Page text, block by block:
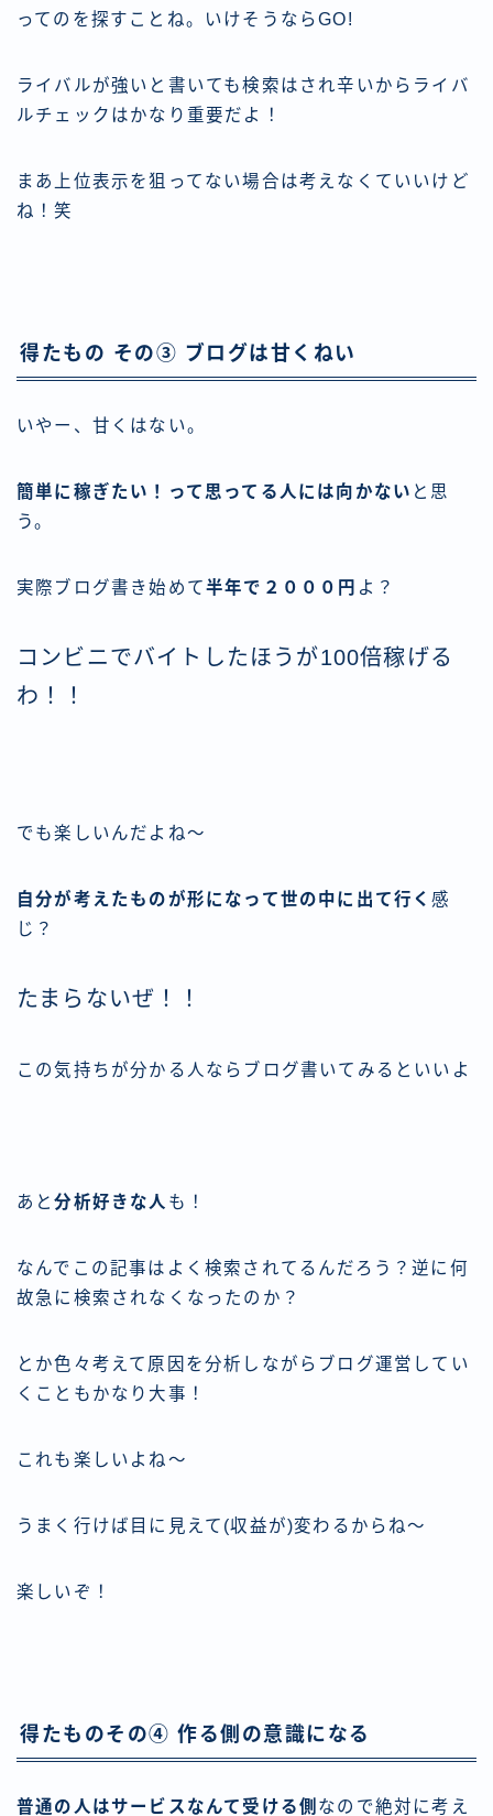
ってのを探すことね。いけそうならGO!
ライバルが強いと書いても検索はされ辛いからライバ
ルチェックはかなり重要だよ！
まあ上位表示を狙ってない場合は考えなくていいけど
ね！笑
得たもの その③ ブログは甘くねい
いやー、甘くはない。
簡単に稼ぎたい！って思ってる人には向かない と思
う。
実際ブログ書き始めて半年で２０００円 よ？
コンビニでバイトしたほうが100倍稼げる
わ！！
でも楽しいんだよね～
自分が考えたものが形になって世の中に出て行く感
じ？
たまらないぜ！！
この気持ちが分かる人ならブログ書いてみるといいよ
あと分析好きな人 も！
なんでこの記事はよく検索されてるんだろう？逆に何
故急に検索されなくなったのか？
とか色々考えて原因を分析しながらブログ運営してい
くこともかなり大事！
これも楽しいよね～
うまく行けば目に見えて(収益が)変わるからね～
楽しいぞ！
得たものその④ 作る側の意識になる
普通の人はサービスなんて受ける側 なので絶対に考え